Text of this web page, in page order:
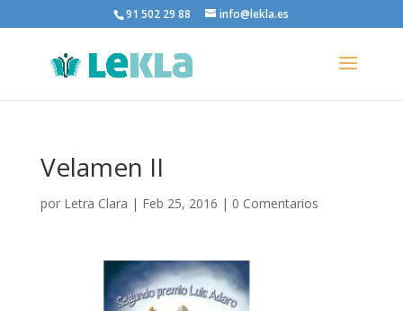
91 502 29 88 info@lekla.es
Velamen II
por Letra Clara | Feb 25, 2016 | 0 Comentarios